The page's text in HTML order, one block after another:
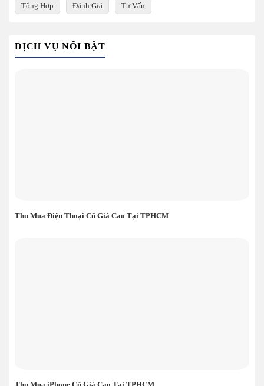
Tổng Hợp Đánh Giá Tư Vấn
DỊCH VỤ NỔI BẬT
Thu Mua Điện Thoại Cũ Giá Cao Tại TPHCM